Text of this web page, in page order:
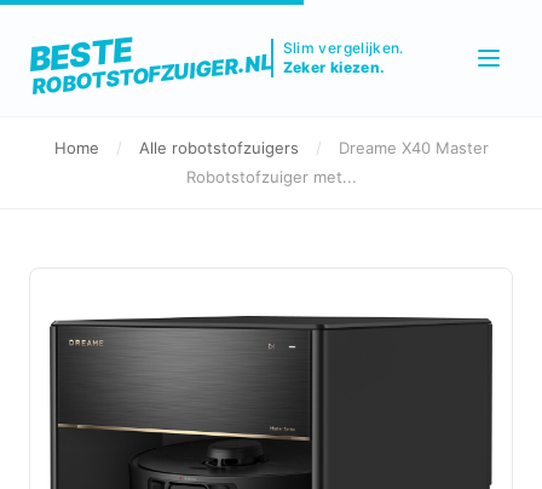
BESTE
ROBOTSTOFZUIGER.NL
Slim vergelijken.
Zeker kiezen.
Home / Alle robotstofzuigers /
Dreame X40 Master
Robotstofzuiger met...